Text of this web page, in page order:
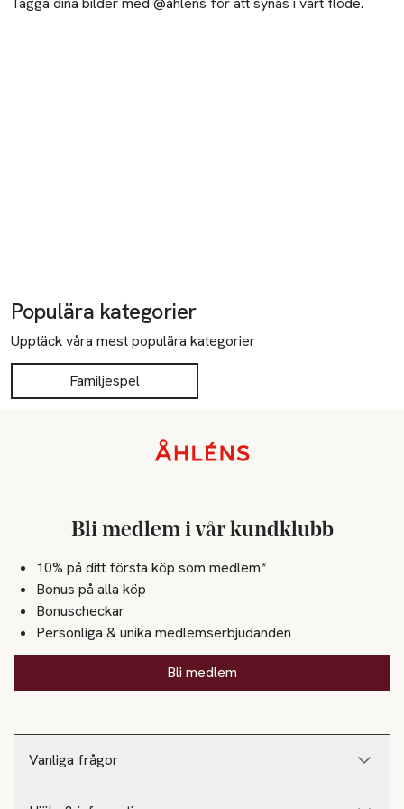
Populära kategorier
Upptäck våra mest populära kategorier
Familjespel
Vanliga frågor
Bli medlem i vår kundklubb
10% på ditt första köp som medlem*
Bonus på alla köp
Bonuscheckar
Personliga & unika medlemserbjudanden
Bli medlem